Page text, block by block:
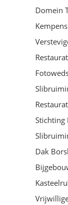
Domein
Stichting
Dak